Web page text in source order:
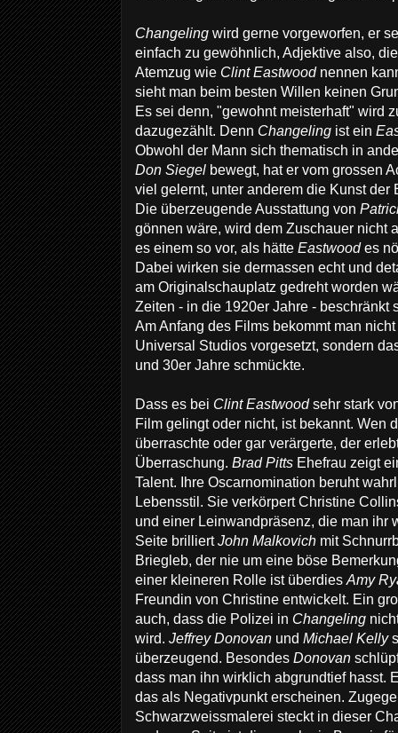
Changeling wird gerne vorgeworfen, er
einfach zu gewöhnlich, Adjektive also,
Atemzug wie Clint Eastwood nennen
sieht man beim besten Willen keinen
Es sei denn, "gewohnt meisterhaft" wird
dazugezählt. Denn Changeling ist ein
Obwohl der Mann sich thematisch in
Don Siegel bewegt, hat er vom grossen
viel gelernt, unter anderem die Kunst der
Die überzeugende Ausstattung von
gönnen wäre, wird dem Zuschauer nicht
es einem so vor, als hätte Eastwoodes
Dabei wirken sie dermassen echt und
am Originalschauplatz gedreht worden
Zeiten - in die 1920er Jahre - beschränkt
Am Anfang des Films bekommt man
Universal Studios vorgesetzt, sondern
und 30er Jahre schmückte.
Dass es bei Clint Eastwoodsehr stark
Film gelingt oder nicht, ist bekannt. Wen
überraschte oder gar verärgerte, der
Überraschung. Brad Pitts Ehefrau zeigt
Talent. Ihre Oscarnomination beruht
Lebensstil. Sie verkörpert Christine
und einer Leinwandpräsenz, die man ihr
Seite brilliertJohn Malkovich mit
Briegleb, der nie um eine böse
einer kleineren Rolle ist überdies Amy
Freundin von Christine entwickelt. Ein
auch, dass die Polizei in Changeling
wird. Jeffrey Donovan und Michael Kelly
überzeugend. Besondes Donovan
dass man ihn wirklich abgrundtief hasst.
das als Negativpunkt erscheinen.
Schwarzweissmalerei steckt in dieser